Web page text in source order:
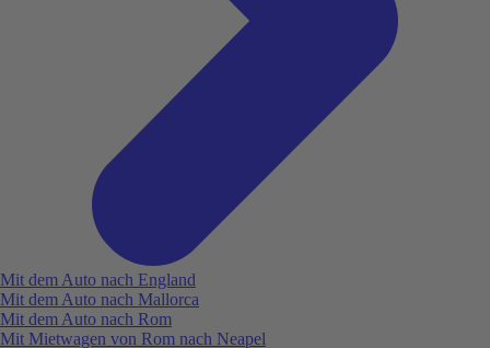
Mit dem Auto nach England
Mit dem Auto nach Mallorca
Mit dem Auto nach Rom
Mit Mietwagen von Rom nach Neapel